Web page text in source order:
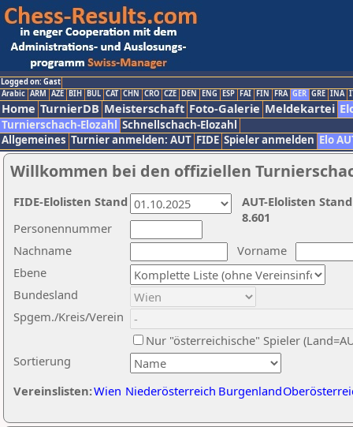
Logged on: Gast
Arabic ARM AZE BIH BUL CAT CHN CRO CZE DEN ENG ESP FAI FIN FRA GER GRE INA
Home TurnierDB Meisterschaft Foto-Galerie Meldekartei
Turnierschach-Elozahl Schnellschach-Elozahl
Allgemeines Turnier anmelden: AUT FIDE Spieler anmelden Elo
Willkommen bei den offiziellen
Nachname
Vorname
Ebene
Sortierung
Personennummer
Bundesland
Spgem./Kreis/Verein
Nur "österreichische" Spieler
Vereinslisten:Wien Niederösterreich Burgenland
AUT-Elolisten
8.601
FIDE-Elolisten Stand